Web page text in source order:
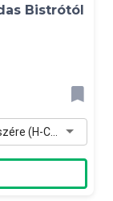
Bistrótól